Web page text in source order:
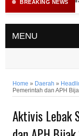
BREAKING NEWS
MENU
Home » Daerah »
Pemerintah dan APH
Aktivis Lebak